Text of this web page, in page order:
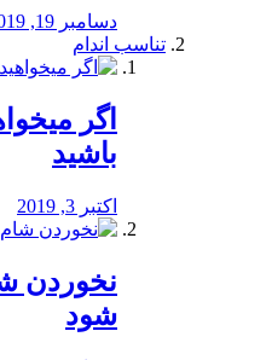
دسامبر 19, 2019
تناسب اندام
اگر
باشید
اکتبر 3, 2019
نخوردن
‌شود